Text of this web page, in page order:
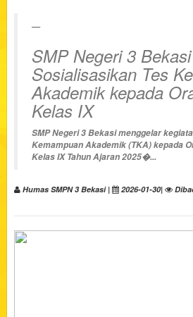
SMP Negeri 3 Bekasi
Sosialisasikan Tes
Akademik kepada
Kelas IX
SMP Negeri 3 Bekasi menggelar
Kemampuan Akademik (TKA)kepada
Kelas IX Tahun Ajaran 2025�...
Humas SMPN 3 Bekasi | 2026-01-30|